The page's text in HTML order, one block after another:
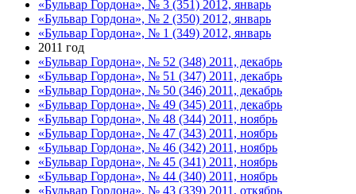
«Бульвар Гордона», № 3 (351) 2012, январь
«Бульвар Гордона», № 2 (350) 2012, январь
«Бульвар Гордона», № 1 (349) 2012, январь
2011 год
«Бульвар Гордона», № 52 (348) 2011, декабрь
«Бульвар Гордона», № 51 (347) 2011, декабрь
«Бульвар Гордона», № 50 (346) 2011, декабрь
«Бульвар Гордона», № 49 (345) 2011, декабрь
«Бульвар Гордона», № 48 (344) 2011, ноябрь
«Бульвар Гордона», № 47 (343) 2011, ноябрь
«Бульвар Гордона», № 46 (342) 2011, ноябрь
«Бульвар Гордона», № 45 (341) 2011, ноябрь
«Бульвар Гордона», № 44 (340) 2011, ноябрь
«Бульвар Гордона», № 43 (339) 2011, откябрь